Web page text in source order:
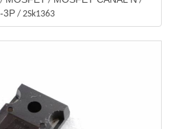
3P / 2Sk1363